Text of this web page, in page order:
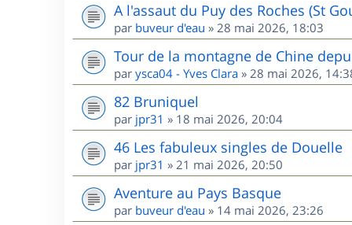
A l'assaut du Puy des Roches (St
par buveur d'eau » 28 mai 2026, 18:03
Tour de la montagne de Chine
par ysca04 - Yves Clara » 28 mai 2026,
82 Bruniquel
par jpr31 » 18 mai 2026, 20:04
46 Les fabuleux singles de Douelle
par jpr31 » 21 mai 2026, 20:50
Aventure au Pays Basque
par buveur d'eau » 14 mai 2026, 23:26